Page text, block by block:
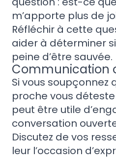
m’apporte plus de
Réfléchir à cette
aider à déterminer
peine d’être sauvée.
Communication
Si vous soupçonnez
proche vous
peut être utile
conversation
Discutez de vos
leur l’occasion